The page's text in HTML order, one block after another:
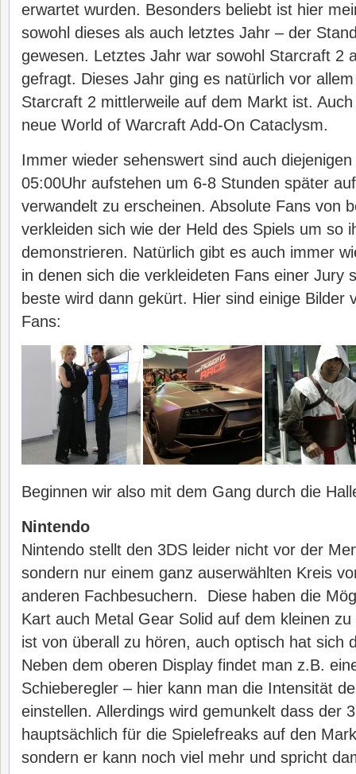
erwartet wurden. Besonders beliebt ist hier
sowohl dieses als auch letztes Jahr – der
gewesen. Letztes Jahr war sowohl Starcraft 2
gefragt. Dieses Jahr ging es natürlich vor
Starcraft 2 mittlerweile auf dem Markt ist.
neue World of Warcraft Add-On Cataclysm.
Immer wieder sehenswert sind auch
05:00Uhr aufstehen um 6-8 Stunden später
verwandelt zu erscheinen. Absolute Fans von
verkleiden sich wie der Held des Spiels um so
demonstrieren. Natürlich gibt es auch immer
in denen sich die verkleideten Fans einer Jury
beste wird dann gekürt. Hier sind einige Bilder
Fans:
Beginnen wir also mit dem Gang durch die
Nintendo
Nintendo stellt den 3DS leider nicht vor der
sondern nur einem ganz auserwählten Kreis
anderen Fachbesuchern. Diese haben die
Kart auch Metal Gear Solid auf dem kleinen
ist von überall zu hören, auch optisch hat sich
Neben dem oberen Display findet man z.B.
Schieberegler – hier kann man die Intensität
einstellen. Allerdings wird gemunkelt dass der
hauptsächlich für die Spielefreaks auf den
sondern er kann noch viel mehr und spricht